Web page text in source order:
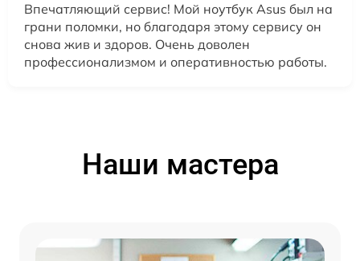
Впечатляющий сервис! Мой ноутбук Asus был на
грани поломки, но благодаря этому сервису он
снова жив и здоров. Очень доволен
профессионализмом и оперативностью работы.
Наши мастера